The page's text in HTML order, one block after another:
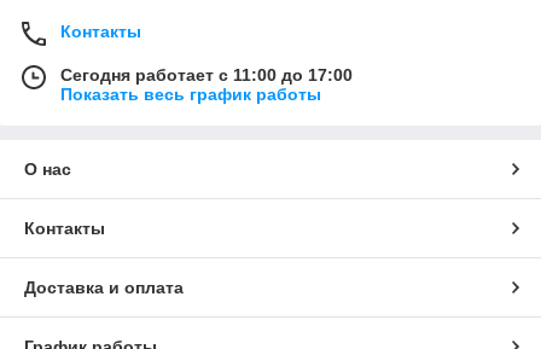
Контакты
Сегодня работает с 11:00 до 17:00
Показать весь график работы
О нас
Контакты
Доставка и оплата